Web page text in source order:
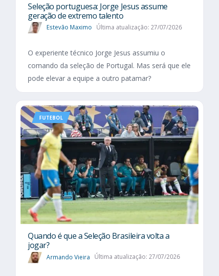
Seleção portuguesa: Jorge Jesus assume
geração de extremo talento
Estevão Maximo Última atualização: 27/07/2026
O experiente técnico Jorge Jesus assumiu o
comando da seleção de Portugal. Mas será que ele
pode elevar a equipe a outro patamar?
FUTEBOL
Quando é que a Seleção Brasileira volta a
jogar?
Armando Vieira Última atualização: 27/07/2026